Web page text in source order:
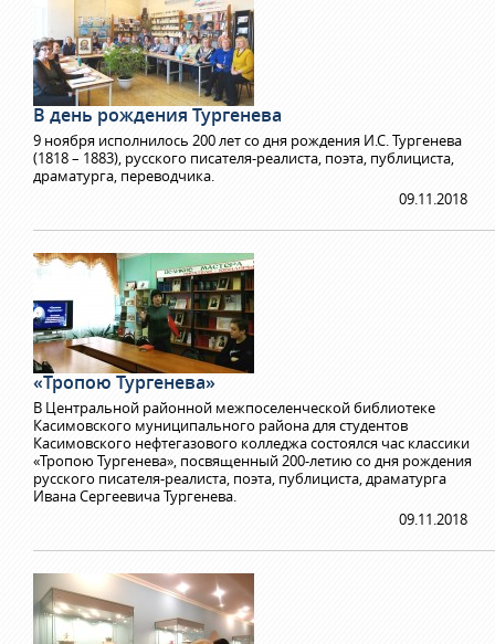
В день рождения Тургенева
9 ноября исполнилось 200 лет со дня рождения И.С. Тургенева
(1818 – 1883), русского писателя-реалиста, поэта, публициста,
драматурга, переводчика.
09.11.2018
«Тропою Тургенева»
В Центральной районной межпоселенческой библиотеке
Касимовского муниципального района для студентов
Касимовского нефтегазового колледжа состоялся час классики
«Тропою Тургенева», посвященный 200-летию со дня рождения
русского писателя-реалиста, поэта, публициста, драматурга
Ивана Сергеевича Тургенева.
09.11.2018